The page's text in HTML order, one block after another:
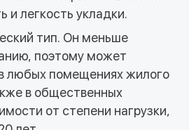
и легкость укладки.
тип. Он меньше
поэтому может
любых помещениях жилого
в общественных
от степени нагрузки,